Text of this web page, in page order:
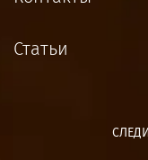
Статьи